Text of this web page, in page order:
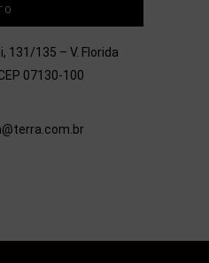
131/135 – V. Florida
07130-100